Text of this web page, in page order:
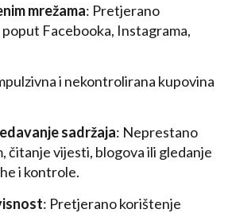
mrežama: Pretjerano
Facebooka, Instagrama,
i nekontrolirana kupovina
sadržaja: Neprestano
čitanje vijesti, blogova ili gledanje
i kontrole.
: Pretjerano korištenje